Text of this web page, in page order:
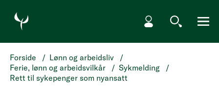
HOPP TIL HOVEDINNHOLD
Min side
Søk Meny
Forside / Lønn og arbeidsliv
/
Ferie, lønn og arbeidsvilkår
/ Sykmelding
/
Rett til sykepenger som nyansatt